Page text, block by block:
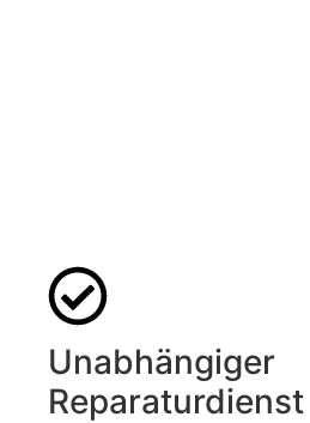
Unabhängiger
Reparaturdienst